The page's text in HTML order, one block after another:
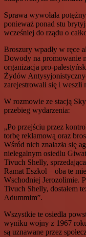
Sprawa wywołała
ponieważ ponad stu
wcześniej do rządu o
Broszury wpadły w ręce
Dowody na promowanie
organizacja pro-
Żydów
zarejestrowali się i weszli
W rozmowie ze stacją
przebieg wydarzenia:
„Po przejściu przez
torbę reklamową oraz
Wśród nich znalazła się
nielegalnym osiedlu
Tivuch Shelly,
Ramat Eszkol – oba te
Wschodniej Jerozolimie.
Tivuch Shelly, dostałem
Adummim”.
Wszystkie te osiedla
wyniku wojny z 1967
są uznawane przez